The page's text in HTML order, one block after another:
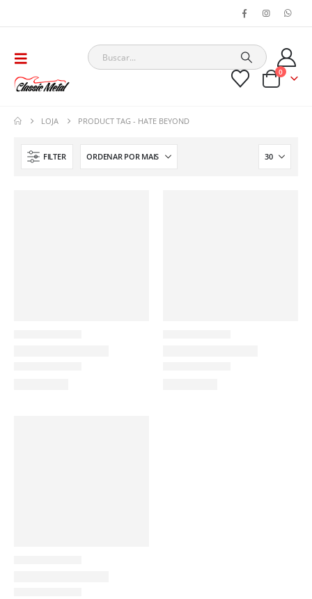
0
LOJA PRODUCT TAG - HATE BEYOND
FILTER